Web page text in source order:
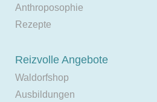
Anthroposophie
Rezepte
Reizvolle Angebote
Waldorfshop
Ausbildungen